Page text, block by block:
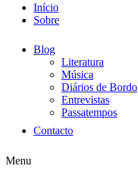
Início
Sobre
Blog
Literatura
Música
Diários de Bordo
Entrevistas
Passatempos
Contacto
Menu